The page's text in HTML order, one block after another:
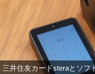
三井住友カードsteraとソフ